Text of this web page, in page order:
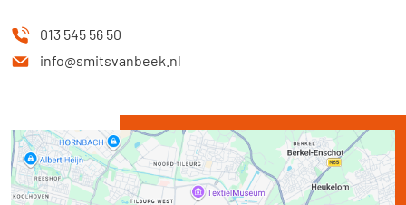
013 545 56 50
info@smitsvanbeek.nl